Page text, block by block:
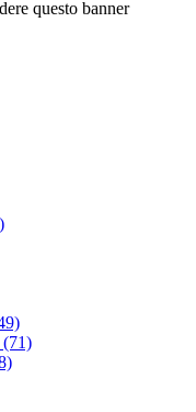
questo banner
(71)